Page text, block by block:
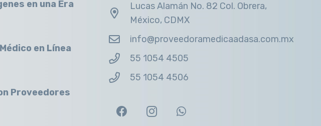
en una Era
en Línea
Proveedores
Lucas Alamán No. 82 Col. Obrera,
México, CDMX
info@proveedoramedicaadasa.com.mx
55 1054 4505
55 1054 4506